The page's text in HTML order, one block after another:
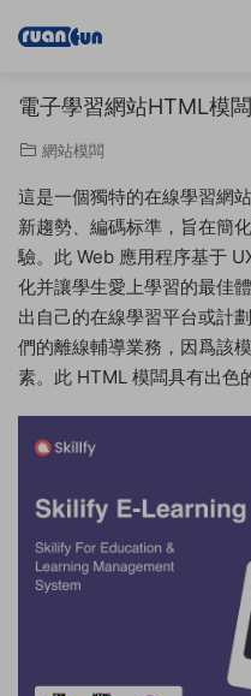
電子學習網站HTML模闆
網站模闆
這是一個獨特的在線學習網
新趨勢、編碼标準，旨在簡
驗。此 Web 應用程序基于
化并讓學生愛上學習的最佳
出自己的在線學習平台或計
們的離線輔導業務，因爲該
素。此 HTML 模闆具有出色